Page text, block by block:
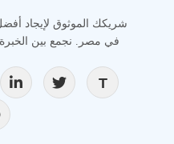
شريكك الموثوق لإيجاد
في مصر. نجمع بين الخبرة